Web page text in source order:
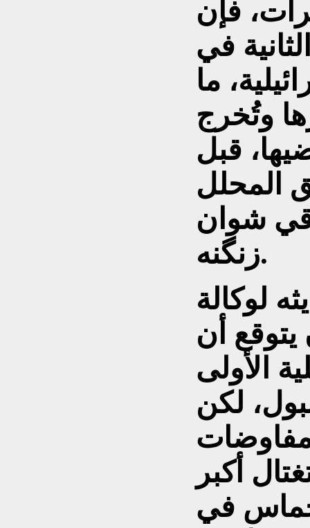
فإن
في
ما
وتُخرج
قبل
المحلل
شوان
زنگنه.
لوكالة
أن
الأولى
لكن
أكبر
في